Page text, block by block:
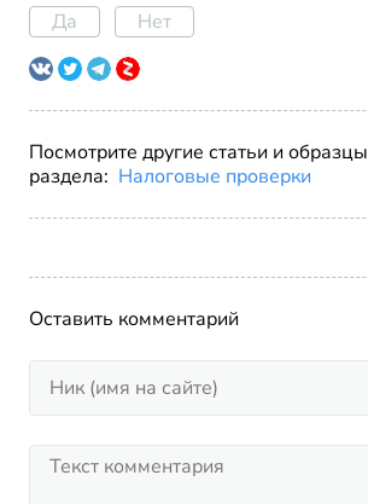
Да
Нет
Посмотрите другие статьи и
раздела: Налоговые проверки
Оставить комментарий